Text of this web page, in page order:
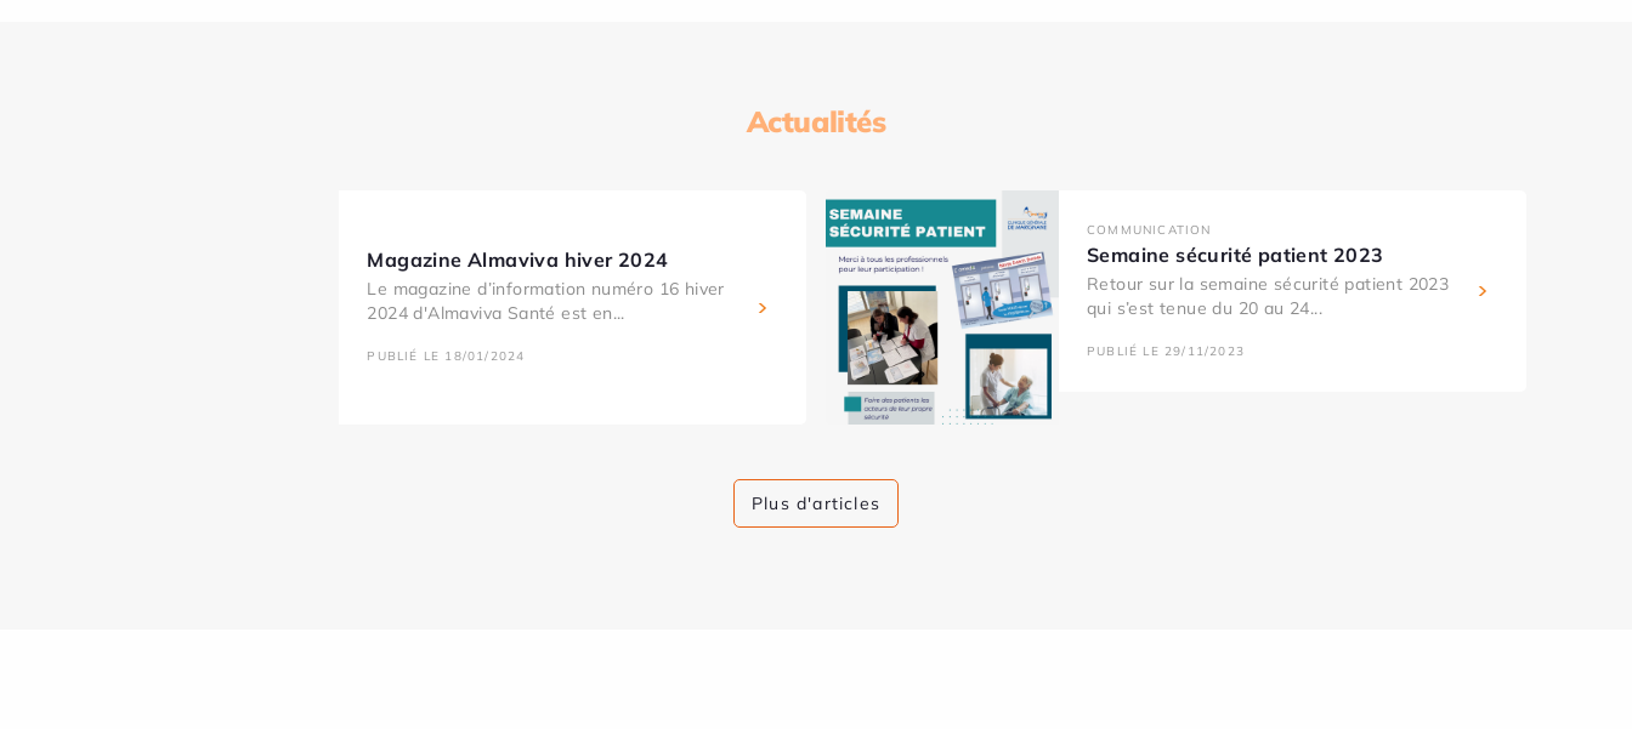
Actualités
Magazine Almaviva hiver 2024
Le magazine d’information numéro 16 hiver
2024 d'Almaviva Santé est en...
PUBLIÉ LE 18/01/2024
COMMUNICATION
Semaine sécurité patient 2023
Retour sur la semaine sécurité patient 2023
qui s’est tenue du 20 au 24...
PUBLIÉ LE 29/11/2023
Plus d'articles